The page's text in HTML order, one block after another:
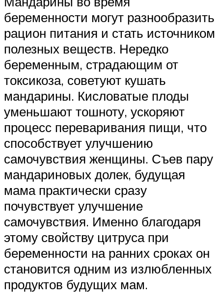
беременности могут разнообразить
рацион питания и стать источником
полезных веществ. Нередко
беременным, страдающим от
токсикоза, советуют кушать
мандарины. Кисловатые плоды
уменьшают тошноту, ускоряют
процесс переваривания пищи, что
способствует улучшению
самочувствия женщины. Съев пару
мандариновых долек, будущая
мама практически сразу
почувствует улучшение
самочувствия. Именно благодаря
этому свойству цитруса при
беременности на ранних сроках он
становится одним из излюбленных
продуктов будущих мам.